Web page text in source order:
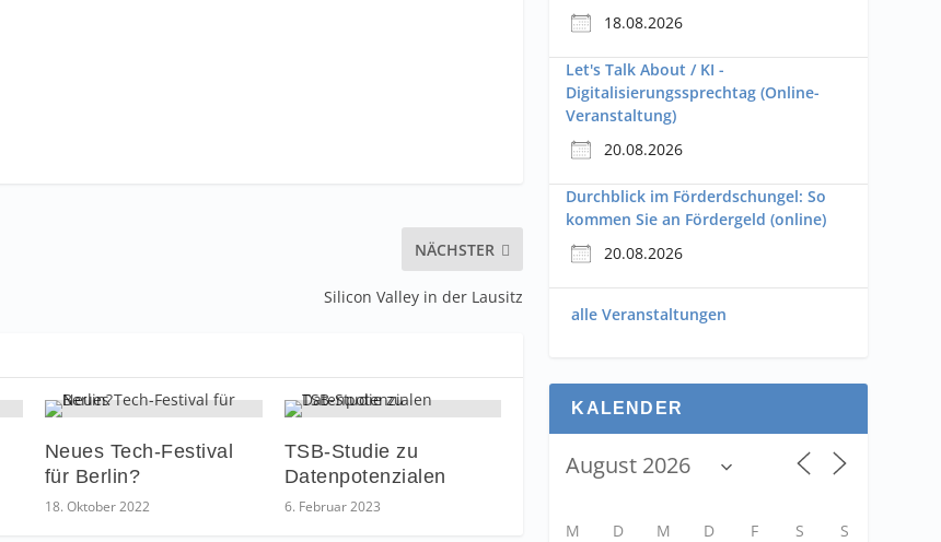
NÄCHSTER
Silicon Valley in der Lausitz
Neues Tech-Festival
für Berlin?
18. Oktober 2022
TSB-Studie zu
Datenpotenzialen
6. Februar 2023
18.08.2026
Let's Talk About / KI -
Digitalisierungssprechtag (Online-
Veranstaltung)
20.08.2026
Durchblick im Förderdschungel: So
kommen Sie an Fördergeld (online)
20.08.2026
alle Veranstaltungen
KALENDER
M D M D F S S